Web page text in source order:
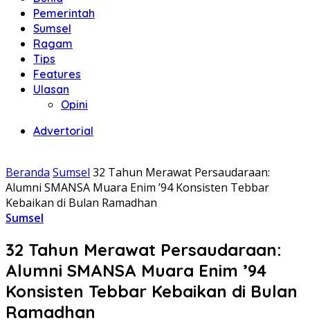
Pemerintah
Sumsel
Ragam
Tips
Features
Ulasan
Opini
Advertorial
Beranda Sumsel 32 Tahun Merawat Persaudaraan:
Alumni SMANSA Muara Enim ’94 Konsisten Tebbar
Kebaikan di Bulan Ramadhan
Sumsel
32 Tahun Merawat Persaudaraan:
Alumni SMANSA Muara Enim ’94
Konsisten Tebbar Kebaikan di Bulan
Ramadhan